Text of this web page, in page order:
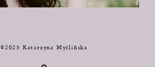
©2025 Katarzyna Myślińska